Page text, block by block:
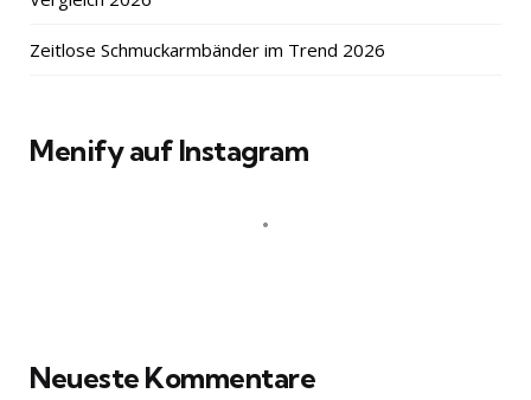
Zeitlose Schmuckarmbänder im Trend 2026
Menify auf Instagram
Neueste Kommentare